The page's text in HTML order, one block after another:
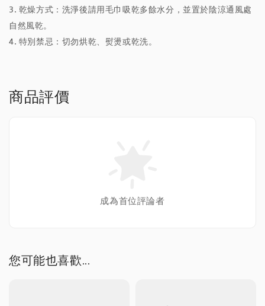
3. 乾燥方式：洗淨後請用毛巾吸乾多餘水分，並置於陰涼通風處
自然風乾。
4. 特別禁忌：切勿烘乾、熨燙或乾洗。
商品評價
成為首位評論者
您可能也喜歡...